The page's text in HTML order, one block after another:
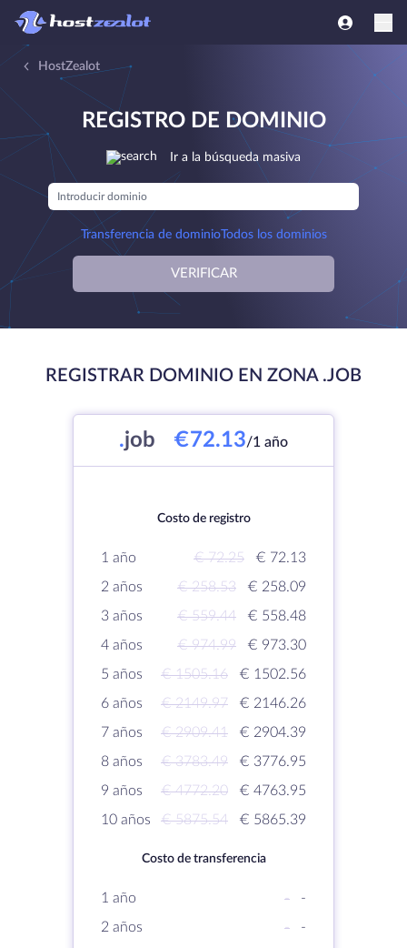
HostZealot
REGISTRO DE DOMINIO
Ir a la búsqueda masiva
Transferencia de dominioTodos los dominios
VERIFICAR
REGISTRAR DOMINIO EN ZONA .JOB
.job €72.13/1 año
Costo de registro
1 año € 72.25
€ 72.13
2 años
€ 258.53
€ 258.09
3 años
€ 559.44
€ 558.48
4 años
€ 974.99
€ 973.30
5 años
€ 1505.16
€ 1502.56
6 años
€ 2149.97
€ 2146.26
7 años
€ 2909.41
€ 2904.39
8 años
€ 3783.49
€ 3776.95
9 años
€ 4772.20
€ 4763.95
10 años
€ 5875.54 € 5865.39
Costo de transferencia
1 año -
-
2 años
-
-